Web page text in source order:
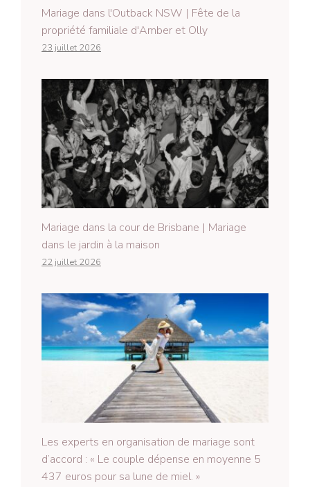
Mariage dans l'Outback NSW | Fête de la
propriété familiale d'Amber et Olly
23 juillet 2026
Mariage dans la cour de Brisbane | Mariage
dans le jardin à la maison
22 juillet 2026
Les experts en organisation de mariage sont
d’accord : « Le couple dépense en moyenne 5
437 euros pour sa lune de miel. »